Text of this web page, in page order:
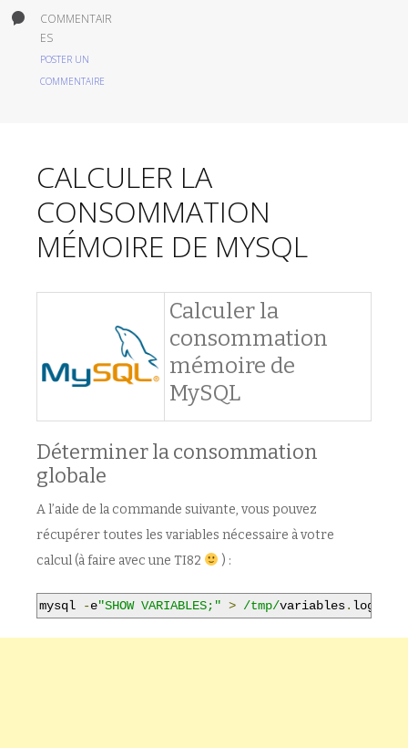
COMMENTAIR
ES
POSTER UN
COMMENTAIRE
CALCULER LA
CONSOMMATION
MÉMOIRE DE MYSQL
Calculer la
consommation
mémoire de
MySQL
Déterminer la consommation
globale
A l’aide de la commande suivante, vous pouvez
récupérer toutes les variables nécessaire à votre
calcul (à faire avec une TI82
) :
mysql -e"SHOW VARIABLES;" > /tmp/variables.